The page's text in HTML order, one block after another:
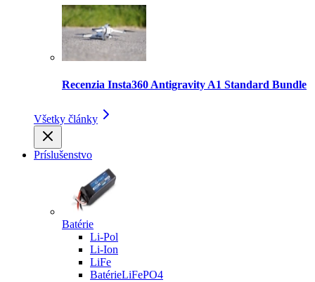
Recenzia Insta360 Antigravity A1 Standard Bundle
Všetky články
Príslušenstvo
Batérie
Li-Pol
Li-Ion
LiFe
BatérieLiFePO4